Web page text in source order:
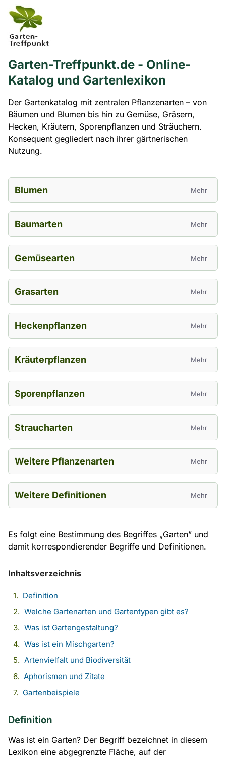
Garten-Treffpunkt.de - Online-
Katalog und Gartenlexikon
Der Gartenkatalog mit zentralen Pflanzenarten – von
Bäumen und Blumen bis hin zu Gemüse, Gräsern,
Hecken, Kräutern, Sporenpflanzen und Sträuchern.
Konsequent gegliedert nach ihrer gärtnerischen
Nutzung.
Blumen Mehr
Baumarten Mehr
Gemüsearten Mehr
Grasarten Mehr
Heckenpflanzen Mehr
Kräuterpflanzen Mehr
Sporenpflanzen Mehr
Straucharten Mehr
Weitere Pflanzenarten Mehr
Weitere Definitionen Mehr
Es folgt eine Bestimmung des Begriffes „Garten” und
damit korrespondierender Begriffe und Definitionen.
Inhaltsverzeichnis
Definition
Welche Gartenarten und Gartentypen gibt es?
Was ist Gartengestaltung?
Was ist ein Mischgarten?
Artenvielfalt und Biodiversität
Aphorismen und Zitate
Gartenbeispiele
Definition
Was ist ein Garten? Der Begriff bezeichnet in diesem
Lexikon eine abgegrenzte Fläche, auf der